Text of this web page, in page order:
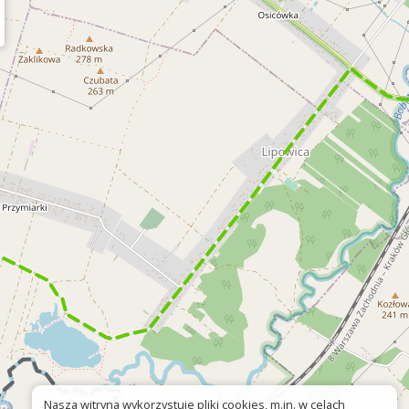
Nasza witryna wykorzystuje pliki cookies, m.in. w celach